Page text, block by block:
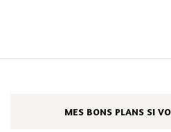
MES BONS PLANS SI